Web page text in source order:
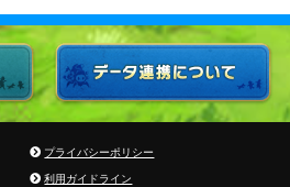
プライバシーポリシー
利用ガイドライン